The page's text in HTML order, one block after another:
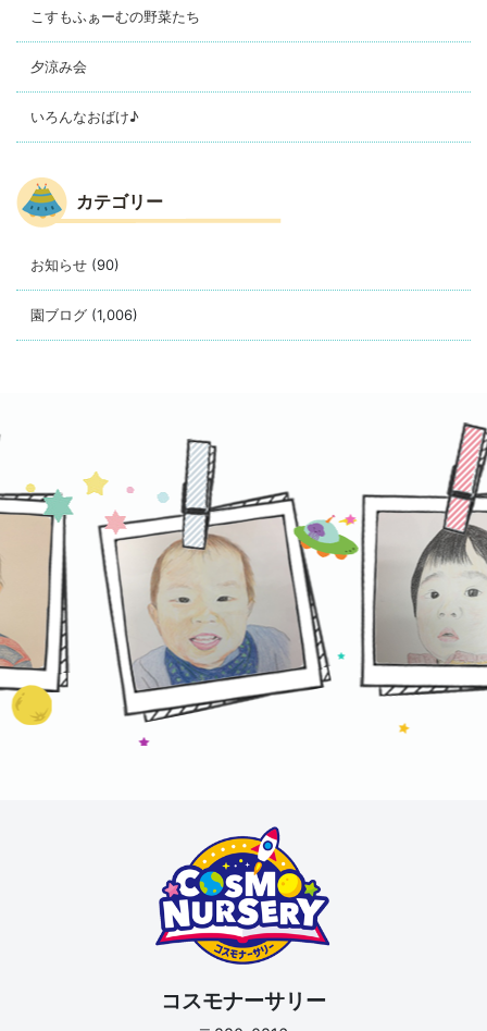
こすもふぁーむの野菜たち
夕涼み会
いろんなおばけ♪
カテゴリー
お知らせ (90)
園ブログ (1,006)
コスモナーサリー